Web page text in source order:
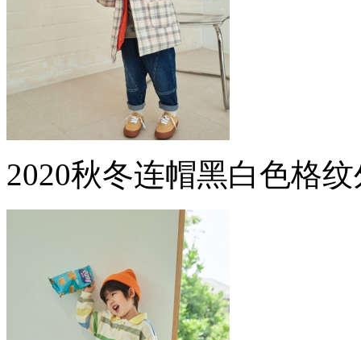
2020秋冬连帽黑白色格